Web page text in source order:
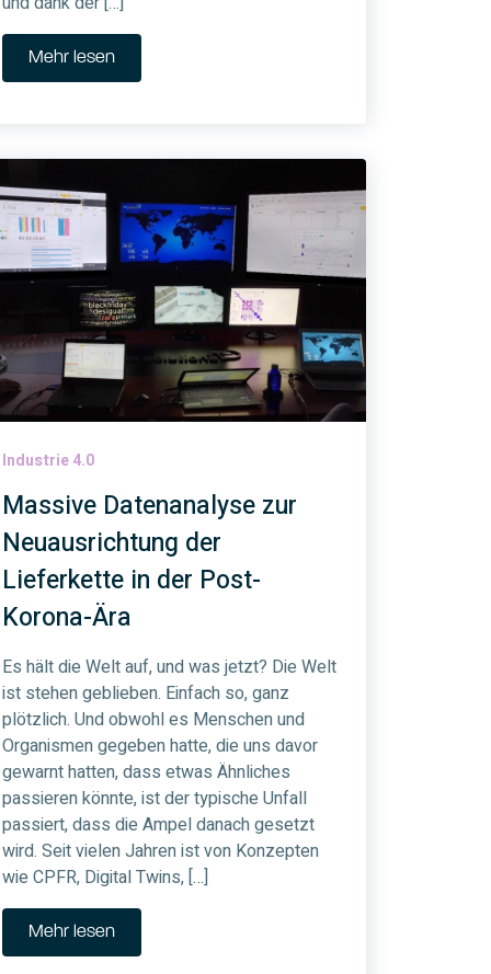
Mehr lesen
Industrie 4.0
Massive Datenanalyse zur
Neuausrichtung der
Lieferkette in der Post-
Korona-Ära
Es hält die Welt auf, und was jetzt? Die Welt
ist stehen geblieben. Einfach so, ganz
plötzlich. Und obwohl es Menschen und
Organismen gegeben hatte, die uns davor
gewarnt hatten, dass etwas Ähnliches
passieren könnte, ist der typische Unfall
passiert, dass die Ampel danach gesetzt
wird. Seit vielen Jahren ist von Konzepten
wie CPFR, Digital Twins, […]
Mehr lesen